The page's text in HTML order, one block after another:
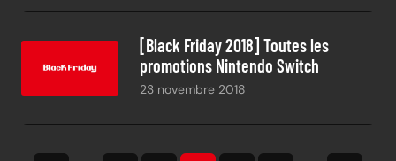
[Black Friday 2018] Toutes les
promotions Nintendo Switch
23 novembre 2018